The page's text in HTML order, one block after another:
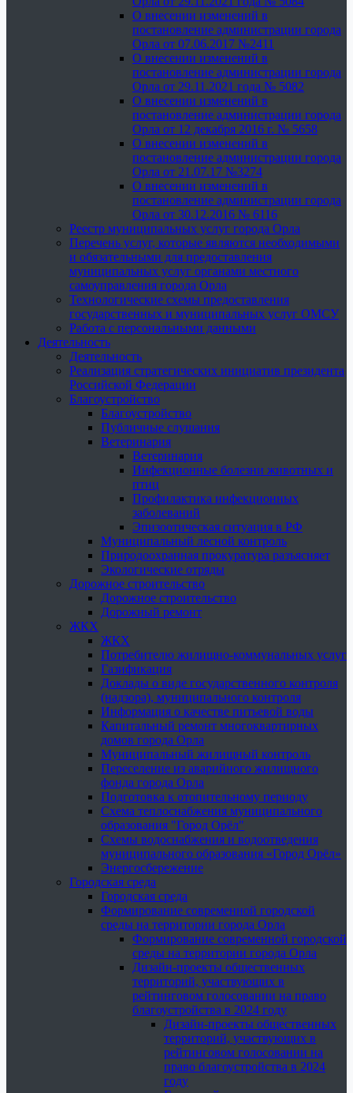
О внесении изменений в
постановление администрации города
Орла от 07.06.2017 №2411
О внесении изменений в
постановление администрации города
Орла от 29.11.2021 года № 5082
О внесении изменений в
постановление администрации города
Орла от 12 декабря 2016 г. № 5658
О внесении изменений в
постановление администрации города
Орла от 21.07.17 №3274
О внесении изменений в
постановление администрации города
Орла от 30.12.2016 № 6116
Реестр муниципальных услуг города Орла
Перечень услуг, которые являются необходимыми
и обязательными для предоставления
муниципальных услуг органами местного
самоуправления города Орла
Технологические схемы предоставления
государственных и муниципальных услуг ОМСУ
Работа с персональными данными
Деятельность
Деятельность
Реализация стратегических инициатив президента
Российской Федерации
Благоустройство
Благоустройство
Публичные слушания
Ветеринария
Ветеринария
Инфекционные болезни животных и
птиц
Профилактика инфекционных
заболеваний
Эпизоотическая ситуация в РФ
Муниципальный лесной контроль
Природоохранная прокуратура разъясняет
Экологические отряды
Дорожное строительство
Дорожное строительство
Дорожный ремонт
ЖКХ
ЖКХ
Потребителю жилищно-коммунальных услуг
Газификация
Доклады о виде государственного контроля
(надзора), муниципального контроля
Информация о качестве питьевой воды
Капитальный ремонт многоквартирных
домов города Орла
Муниципальный жилищный контроль
Переселение из аварийного жилищного
фонда города Орла
Подготовка к отопительному периоду
Схема теплоснабжения муниципального
образования "Город Орёл"
Схемы водоснабжения и водоотведения
муниципального образования «Город Орёл»
Энергосбережение
Городская среда
Городская среда
Формирование современной городской
среды на территории города Орла
Формирование современной городской
среды на территории города Орла
Дизайн-проекты общественных
территорий, участвующих в
рейтинговом голосовании на право
благоустройства в 2024 году
Дизайн-проекты общественных
территорий, участвующих в
рейтинговом голосовании на
право благоустройства в 2024
году